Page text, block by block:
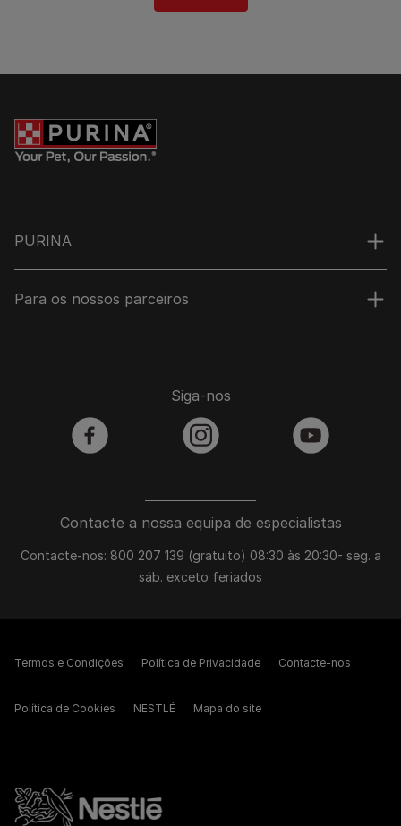
PURINA
Para os nossos parceiros
Contacte a nossa equipa de especialistas
Contacte-nos: 800 207 139 (gratuito) 08:30 às 20:30- seg. a
sáb. exceto feriados
Siga-nos
facebook instagram youtube
Termos e Condições Política de Privacidade Contacte-nos
Política de Cookies NESTLÉ Mapa do site